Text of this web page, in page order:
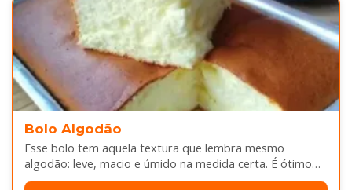
Bolo Algodão
Esse bolo tem aquela textura que lembra mesmo
algodão: leve, macio e úmido na medida certa. É ótimo
pra servir…